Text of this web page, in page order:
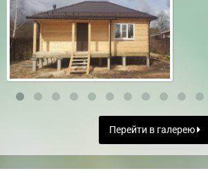
Перейти в галерею